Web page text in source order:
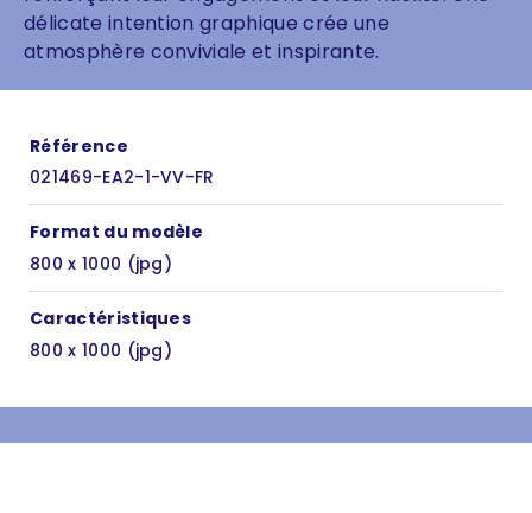
délicate intention graphique crée une
atmosphère conviviale et inspirante.
Référence
021469-EA2-1-VV-FR
Format du modèle
800 x 1000 (jpg)
Caractéristiques
800 x 1000 (jpg)